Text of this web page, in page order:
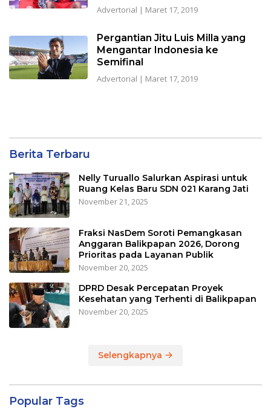
Advertorial | Maret 17, 2019
Pergantian Jitu Luis Milla yang
Mengantar Indonesia ke
Semifinal
Advertorial | Maret 17, 2019
Berita Terbaru
Nelly Turuallo Salurkan Aspirasi untuk
Ruang Kelas Baru SDN 021 Karang Jati
November 21, 2025
Fraksi NasDem Soroti Pemangkasan
Anggaran Balikpapan 2026, Dorong
Prioritas pada Layanan Publik
November 20, 2025
DPRD Desak Percepatan Proyek
Kesehatan yang Terhenti di Balikpapan
November 20, 2025
Selengkapnya
Popular Tags